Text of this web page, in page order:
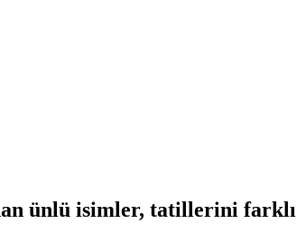
ünlü isimler, tatillerini farklı